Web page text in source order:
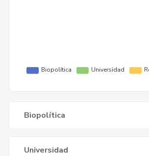
Biopolítica
Universidad